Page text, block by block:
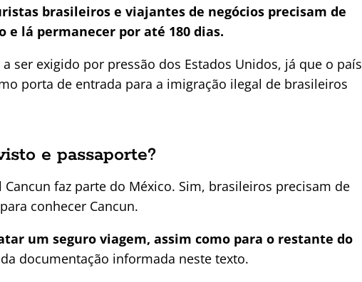
brasileiros e viajantes de negócios precisam de
lá permanecer por até 180 dias.
ser exigido por pressão dos Estados Unidos, já que o país
porta de entrada para a imigração ilegal de brasileiros
e passaporte?
faz parte do México. Sim, brasileiros precisam de
conhecer Cancun.
um seguro viagem, assim como para o restante do
documentação informada neste texto.